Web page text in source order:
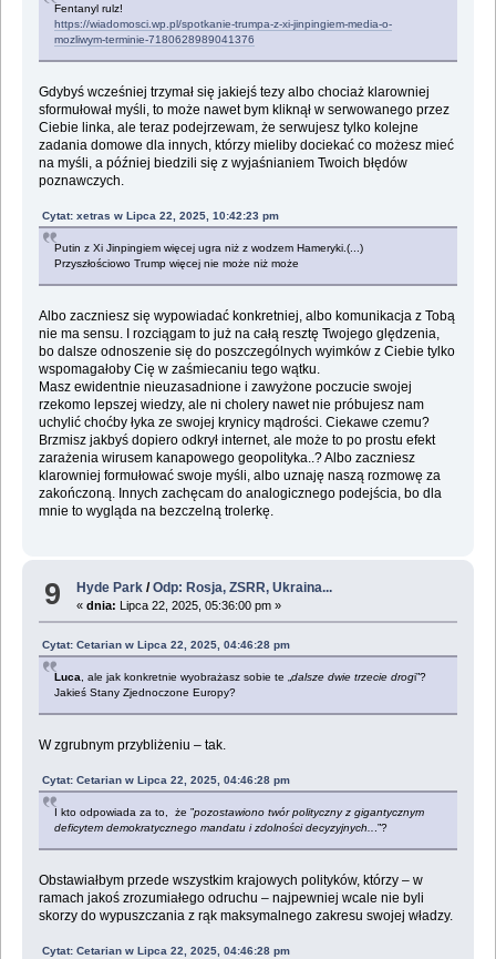
Fentanyl rulz!
https://wiadomosci.wp.pl/spotkanie-trumpa-z-xi-jinpingiem-media-o-
mozliwym-terminie-7180628989041376
Gdybyś wcześniej trzymał się jakiejś tezy albo chociaż klarowniej
sformułował myśli, to może nawet bym kliknął w serwowanego przez
Ciebie linka, ale teraz podejrzewam, że serwujesz tylko kolejne
zadania domowe dla innych, którzy mieliby dociekać co możesz mieć
na myśli, a później biedzili się z wyjaśnianiem Twoich błędów
poznawczych.
Cytat: xetras w Lipca 22, 2025, 10:42:23 pm
Putin z Xi Jinpingiem więcej ugra niż z wodzem Hameryki.(...)
Przyszłościowo Trump więcej nie może niż może
Albo zaczniesz się wypowiadać konkretniej, albo komunikacja z Tobą
nie ma sensu. I rozciągam to już na całą resztę Twojego ględzenia,
bo dalsze odnoszenie się do poszczególnych wyimków z Ciebie tylko
wspomagałoby Cię w zaśmiecaniu tego wątku.
Masz ewidentnie nieuzasadnione i zawyżone poczucie swojej
rzekomo lepszej wiedzy, ale ni cholery nawet nie próbujesz nam
uchylić choćby łyka ze swojej krynicy mądrości. Ciekawe czemu?
Brzmisz jakbyś dopiero odkrył internet, ale może to po prostu efekt
zarażenia wirusem kanapowego geopolityka..? Albo zaczniesz
klarowniej formułować swoje myśli, albo uznaję naszą rozmowę za
zakończoną. Innych zachęcam do analogicznego podejścia, bo dla
mnie to wygląda na bezczelną trolerkę.
9 Hyde Park /Odp: Rosja, ZSRR, Ukraina...
«dnia: Lipca 22, 2025, 05:36:00 pm »
Cytat: Cetarian w Lipca 22, 2025, 04:46:28 pm
Luca , ale jak konkretnie wyobrażasz sobie te „ dalsze dwie trzecie drogi”?
Jakieś Stany Zjednoczone Europy?
W zgrubnym przybliżeniu – tak.
Cytat: Cetarian w Lipca 22, 2025, 04:46:28 pm
I kto odpowiada za to, że ”pozostawiono twór polityczny z gigantycznym
deficytem demokratycznego mandatu i zdolności decyzyjnych..
.”?
Obstawiałbym przede wszystkim krajowych polityków, którzy – w
ramach jakoś zrozumiałego odruchu – najpewniej wcale nie byli
skorzy do wypuszczania z rąk maksymalnego zakresu swojej władzy.
Cytat: Cetarian w Lipca 22, 2025, 04:46:28 pm